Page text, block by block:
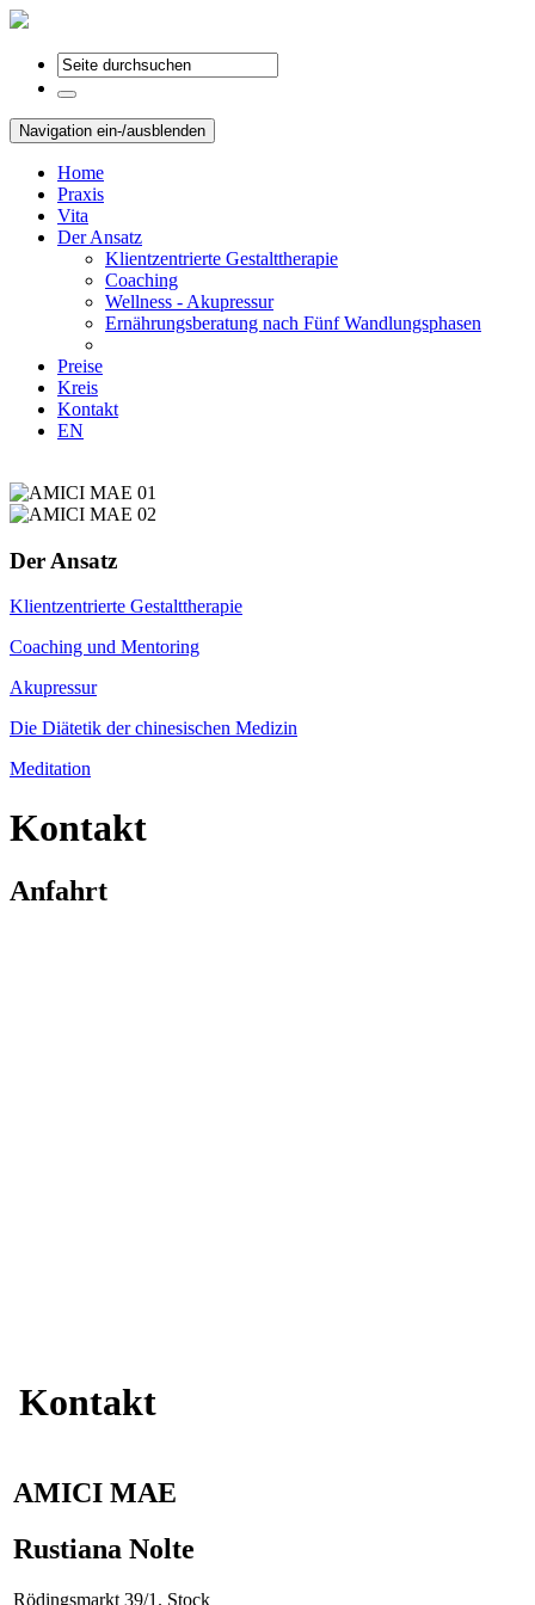
Navigation ein-/ausblenden
Home
Praxis
Vita
Der Ansatz
Klientzentrierte Gestalttherapie
Coaching
Wellness - Akupressur
Ernährungsberatung nach Fünf Wandlungsphasen
Preise
Kreis
Kontakt
EN
Der Ansatz
Klientzentrierte Gestalttherapie
Coaching und Mentoring
Akupressur
Die Diätetik der chinesischen Medizin
Meditation
Kontakt
Anfahrt
Kontakt
AMICI MAE
Rustiana Nolte
Rödingsmarkt 39/1. Stock